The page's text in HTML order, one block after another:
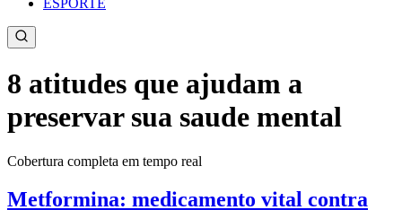
ESPORTE
8 atitudes que ajudam a
preservar sua saude mental
Cobertura completa em tempo real
Metformina: medicamento vital contra